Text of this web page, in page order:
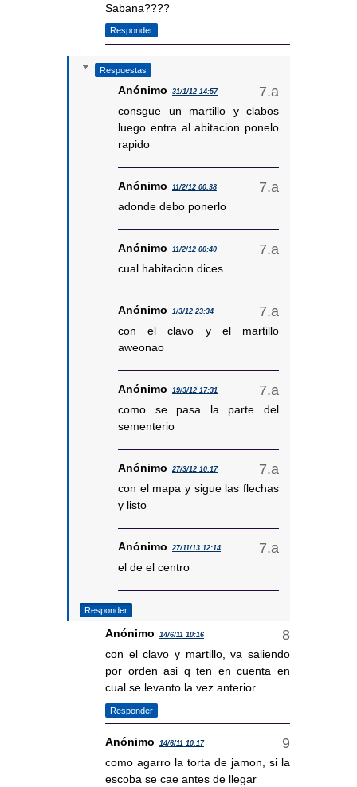
Sabana????
Responder
Respuestas
Anónimo 31/1/12 14:57
consgue un martillo y clabos
luego entra al abitacion ponelo
rapido
Anónimo 11/2/12 00:38
adonde debo ponerlo
Anónimo 11/2/12 00:40
cual habitacion dices
Anónimo 1/3/12 23:34
con el clavo y el martillo
aweonao
Anónimo 19/3/12 17:31
como se pasa la parte del
sementerio
Anónimo 27/3/12 10:17
con el mapa y sigue las flechas
y listo
Anónimo 27/11/13 12:14
el de el centro
Responder
Anónimo 14/6/11 10:16
con el clavo y martillo, va saliendo
por orden asi q ten en cuenta en
cual se levanto la vez anterior
Responder
Anónimo 14/6/11 10:17
como agarro la torta de jamon, si la
escoba se cae antes de llegar